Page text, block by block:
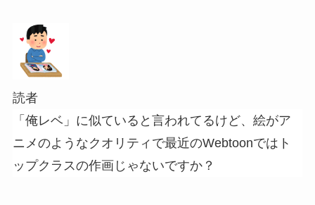
読者
「俺レベ」に似ていると言われてるけど、絵がア
ニメのようなクオリティで最近のWebtoonではト
ップクラスの作画じゃないですか？